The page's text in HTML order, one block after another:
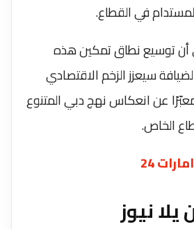
في القطاع.
أن توسيع نطاق تمكين هذه
سيعزز الزخم الاقتصادي
عن انعكاس نهج دبي المتنوع
الخاص.
امارات 24
نيوز